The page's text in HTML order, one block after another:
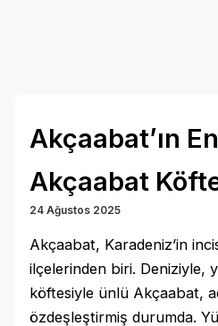
Akçaabat’ın
Akçaabat
24 Ağustos 2025
Akçaabat, Karadeniz’in
ilçelerinden biri. Deniziyle,
köftesiyle ünlü Akçaabat,
özdeşleştirmiş durumda.